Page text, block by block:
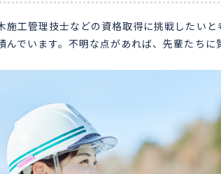
施工管理技士などの資格取得に挑戦したい
んでいます。不明な点があれば、先輩たち